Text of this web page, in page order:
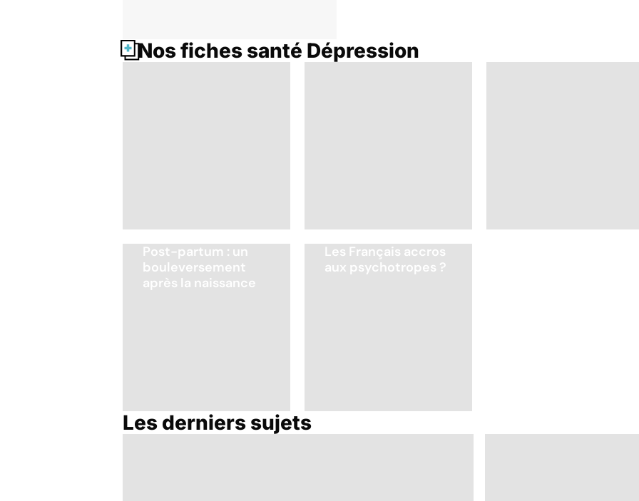
Nos fiches santé Dépression
Post-partum : un
bouleversement
après la naissance
Les Français accros
aux psychotropes ?
La dépression,
Antidépresseurs : les
Les derniers sujets